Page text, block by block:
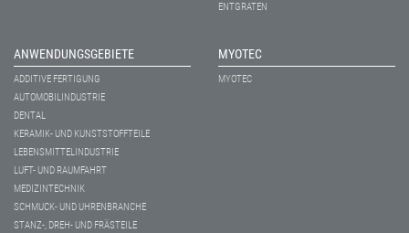
ENTGRATEN
ANWENDUNGSGEBIETE
ADDITIVE FERTIGUNG
AUTOMOBILINDUSTRIE
DENTAL
KERAMIK- UND KUNSTSTOFFTEILE
LEBENSMITTELINDUSTRIE
LUFT- UND RAUMFAHRT
MEDIZINTECHNIK
SCHMUCK- UND UHRENBRANCHE
STANZ-, DREH- UND FRÄSTEILE
MYOTEC
MYOTEC